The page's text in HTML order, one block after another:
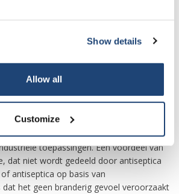
Show details
Allow all
Customize
voor vloeren en harde oppervlakken
enz.
wordt ook gebruikt in veel niet-
en -producten, ook als een actief
desinfectie. Een uitgebreide lijst met
toepassingen. Een voordeel van
dat niet wordt gedeeld door antiseptica
antiseptica op basis van
het geen branderig gevoel veroorzaakt
€50.00